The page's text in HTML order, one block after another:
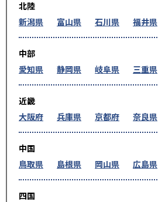
北陸
新潟県
富山県 石川県 福井県
中部
愛知県
静岡県 岐阜県 三重県
近畿
大阪府
兵庫県 京都府 奈良県
中国
鳥取県
島根県 岡山県 広島県
四国